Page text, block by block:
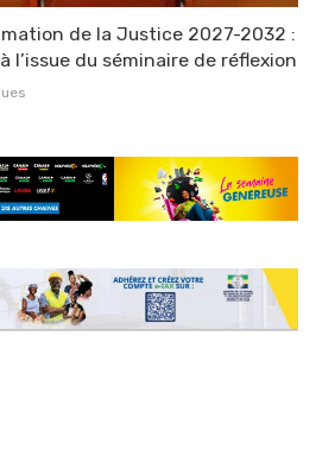
de la Justice 2027-2032 :
l’issue du séminaire de réflexion